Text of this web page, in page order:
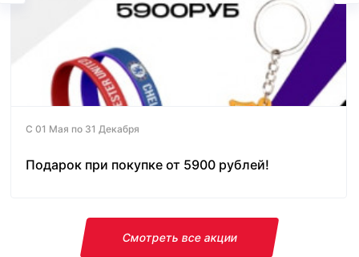
С 01 Мая по 31 Декабря
Подарок при покупке от 5900 рублей!
Смотреть все акции